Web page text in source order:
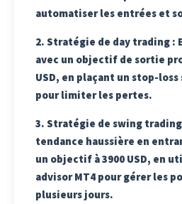
automatiser les entrées et
2. Stratégie de day trading :
avec un objectif de sortie
USD, en plaçant un stop-loss
pour limiter les pertes.
3. Stratégie de swing trading
tendance haussière en
un objectif à 3900 USD, en
advisor MT4 pour gérer les
plusieurs jours.